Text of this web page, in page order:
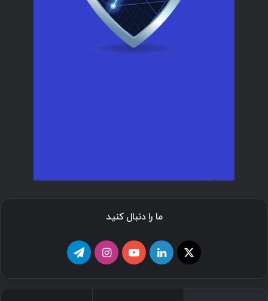
ما را دنبال کنید